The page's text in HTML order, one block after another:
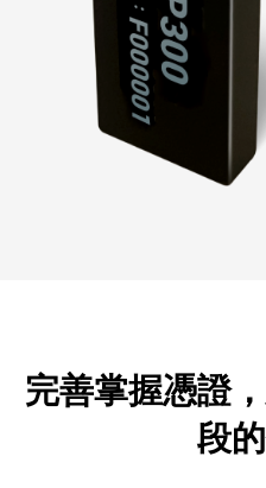
完善掌握憑證，
段